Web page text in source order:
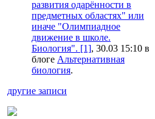
развития одарённости в
предметных областях" или
иначе "Олимпиадное
движение в школе.
Биология". [1], 30.03 15:10 в
блоге Альтернативная
биология.
другие записи